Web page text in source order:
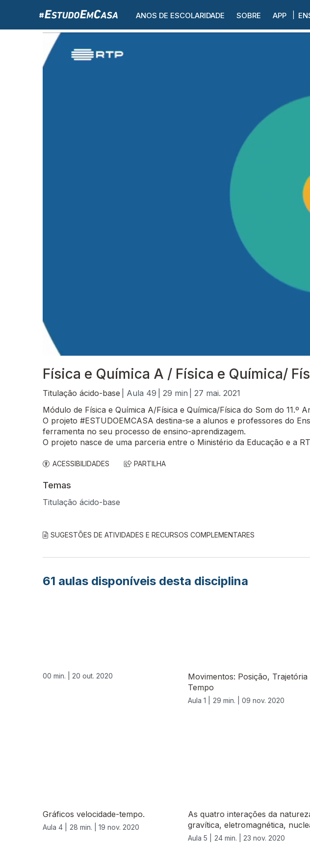
ANOS DE ESCOLARIDADE SOBRE APP
Física e Química A / Física e Química/
Titulação ácido-base | Aula 49 | 29 min | 27 mai. 2021
Módulo de Física e Química A/Física e Química/Física do Som do 11.º
O projeto #ESTUDOEMCASA destina-se a alunos e professores do
ferramenta no seu processo de ensino-aprendizagem.
O projeto nasce de uma parceria entre o Ministério da Educação e a
ACESSIBILIDADES PARTILHA
Temas
Titulação ácido-base
SUGESTÕES DE ATIVIDADES E RECURSOS COMPLEMENTARES
61 aulas disponíveis desta disciplina
00 min. | 20 out. 2020
Movimentos: Posição, Trajetória
Tempo
Aula 1 | 29 min. | 09 nov. 2020
Gráficos velocidade-tempo.
Aula 4 | 28 min. | 19 nov. 2020
As quatro interações da
gravítica, eletromagnética,
Aula 5 | 24 min. | 23 nov. 2020